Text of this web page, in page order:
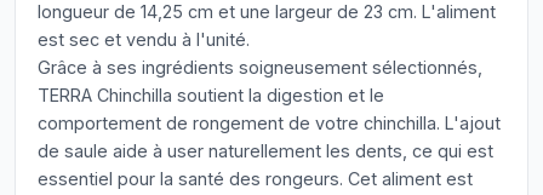
longueur de 14,25 cm et une largeur de 23 cm. L'aliment
est sec et vendu à l'unité.
Grâce à ses ingrédients soigneusement sélectionnés,
TERRA Chinchilla soutient la digestion et le
comportement de rongement de votre chinchilla. L'ajout
de saule aide à user naturellement les dents, ce qui est
essentiel pour la santé des rongeurs. Cet aliment est